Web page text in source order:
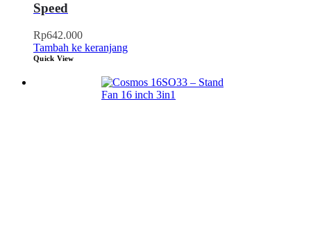
Speed
Rp642.000
Tambah ke keranjang
Quick View